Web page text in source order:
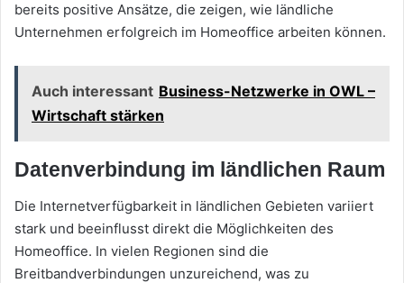
bereits positive Ansätze, die zeigen, wie ländliche
Unternehmen erfolgreich im Homeoffice arbeiten können.
Auch interessant Business-Netzwerke in OWL –
Wirtschaft stärken
Datenverbindung im ländlichen Raum
Die Internetverfügbarkeit in ländlichen Gebieten variiert
stark und beeinflusst direkt die Möglichkeiten des
Homeoffice. In vielen Regionen sind die
Breitbandverbindungen unzureichend, was zu